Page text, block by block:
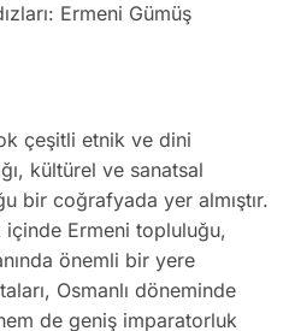
Ermeni Gümüş
çeşitli etnik ve dini
kültürel ve sanatsal
bir coğrafyada yer almıştır.
Ermeni topluluğu,
önemli bir yere
Osmanlı döneminde
de geniş imparatorluk